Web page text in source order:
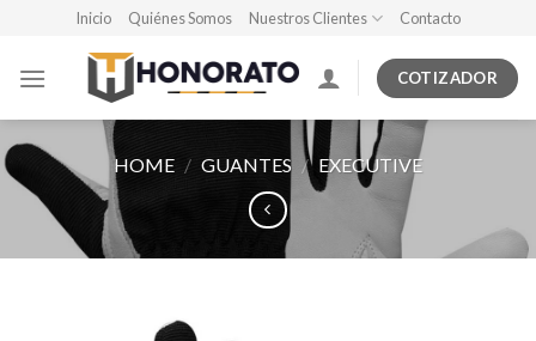
content
Inicio Quiénes Somos Nuestros Clientes Contacto
COTIZADOR
HOME / GUANTES / EXECUTIVE